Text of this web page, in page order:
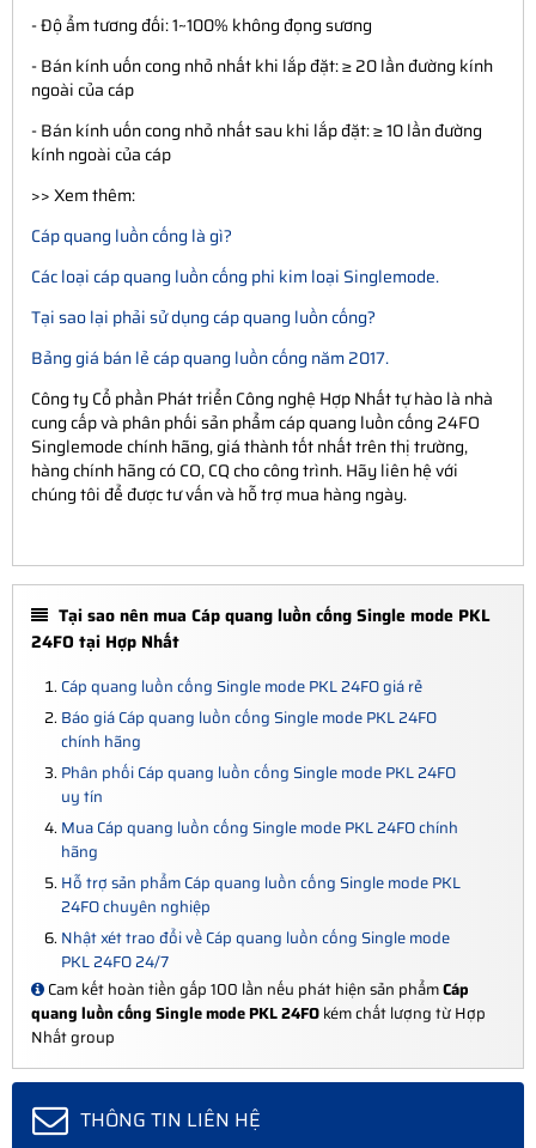
- Độ ẩm tương đối: 1~100% không đọng sương
- Bán kính uốn cong nhỏ nhất khi lắp đặt: ≥ 20 lần đường kính
ngoài của cáp
- Bán kính uốn cong nhỏ nhất sau khi lắp đặt: ≥ 10 lần đường
kính ngoài của cáp
>> Xem thêm:
Cáp quang luồn cống là gì?
Các loại cáp quang luồn cống phi kim loại Singlemode.
Tại sao lại phải sử dụng cáp quang luồn cống?
Bảng giá bán lẻ cáp quang luồn cống năm 2017.
Công ty Cổ phần Phát triển Công nghệ Hợp Nhất tự hào là nhà
cung cấp và phân phối sản phẩm cáp quang luồn cống 24FO
Singlemode chính hãng, giá thành tốt nhất trên thị trường,
hàng chính hãng có CO, CQ cho công trình. Hãy liên hệ với
chúng tôi để được tư vấn và hỗ trợ mua hàng ngày.
Tại sao nên mua Cáp quang luồn cống Single mode PKL
24FO tại Hợp Nhất
Cáp quang luồn cống Single mode PKL 24FO giá rẻ
Báo giá Cáp quang luồn cống Single mode PKL 24FO
chính hãng
Phân phối Cáp quang luồn cống Single mode PKL 24FO
uy tín
Mua Cáp quang luồn cống Single mode PKL 24FO chính
hãng
Hỗ trợ sản phẩm Cáp quang luồn cống Single mode PKL
24FO chuyên nghiệp
Nhật xét trao đổi về Cáp quang luồn cống Single mode
PKL 24FO 24/7
Cam kết hoàn tiền gấp 100 lần nếu phát hiện sản phẩmCáp
quang luồn cống Single mode PKL 24FOkém chất lượng từ Hợp
Nhất group
THÔNG TIN LIÊN HỆ